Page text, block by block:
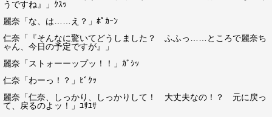
うですね』」ｸｽｯ
麗奈「な、は……え？」ﾎﾟｶｰﾝ
仁奈「『そんなに驚いてどうしました？ ふふっ……ところで麗奈ち
ゃん、今日の予定ですが』」
麗奈「ストォーーップッ！！」ｶﾞｼｯ
仁奈「わーっ！？」ﾋﾞｸｯ
麗奈「仁奈、しっかり、しっかりして！ 大丈夫なの！？ 元に戻っ
て、戻るのよッ！」ﾕｻﾕｻ